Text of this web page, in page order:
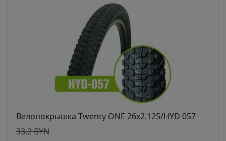
Велопокрышка Twenty ONE 26х2.125/HYD 057
33,2 BYN